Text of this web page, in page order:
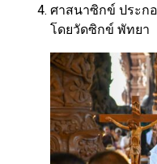
ศาสนาซิกข์ ประก
โดยวัดซิกข์ พัทยา